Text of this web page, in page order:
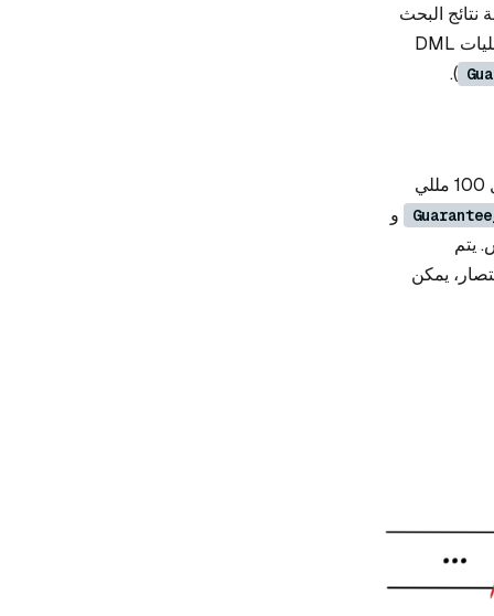
البحث
أو الاستعلام. لذلك، تحتاج عقدة الاستعلام إلى تأجيل طلب البحث أو الاستعلام حتى تكتمل عمليات DML
).
ليس طابعًا زمنيًا، بل هو فترة زمنية (على سبيل المثال 100 مللي
و
يتم
يمكن